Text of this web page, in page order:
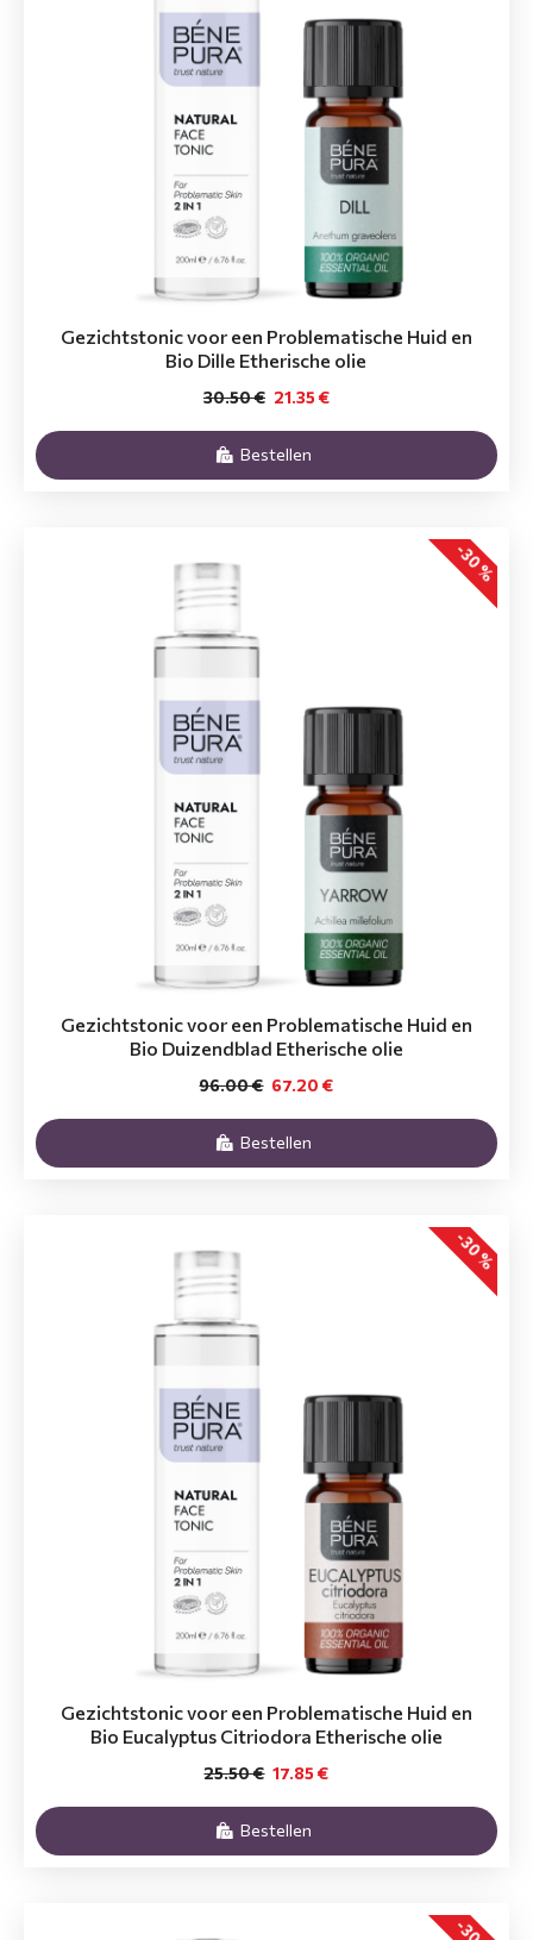
Gezichtstonic voor een Problematische Huid en
Bio Dille Etherische olie
21.35 €
30.50 €
Bestellen
-30 %
Gezichtstonic voor een Problematische Huid en
Bio Duizendblad Etherische olie
67.20 €
96.00 €
Bestellen
-30 %
Gezichtstonic voor een Problematische Huid en
Bio Eucalyptus Citriodora Etherische olie
17.85 €
25.50 €
Bestellen